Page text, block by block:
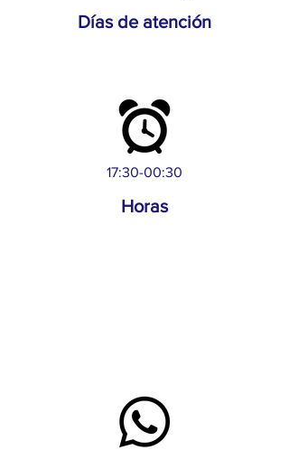
Días de atención
17:30-00:30
Horas